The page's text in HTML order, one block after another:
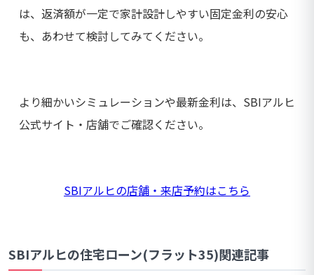
は、返済額が一定で家計設計しやすい固定金利の安心
も、あわせて検討してみてください。
より細かいシミュレーションや最新金利は、SBIアルヒ
公式サイト・店舗でご確認ください。
SBIアルヒの店舗・来店予約はこちら
SBIアルヒの住宅ローン(フラット35)関連記事